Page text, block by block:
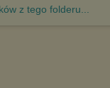
z tego folderu...